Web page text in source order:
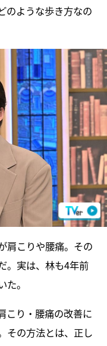
のような歩き方なの
肩こりや腰痛。その
。実は、林も4年前
。
こり・腰痛の改善に
その方法とは、正し